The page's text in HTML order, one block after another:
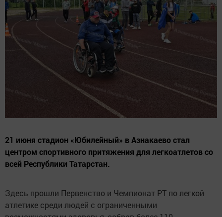
21 июня стадион «Юбилейный» в Азнакаево стал
центром спортивного притяжения для легкоатлетов со
всей Республики Татарстан.
Здесь прошли Первенство и Чемпионат РТ по легкой
атлетике среди людей с ограниченными